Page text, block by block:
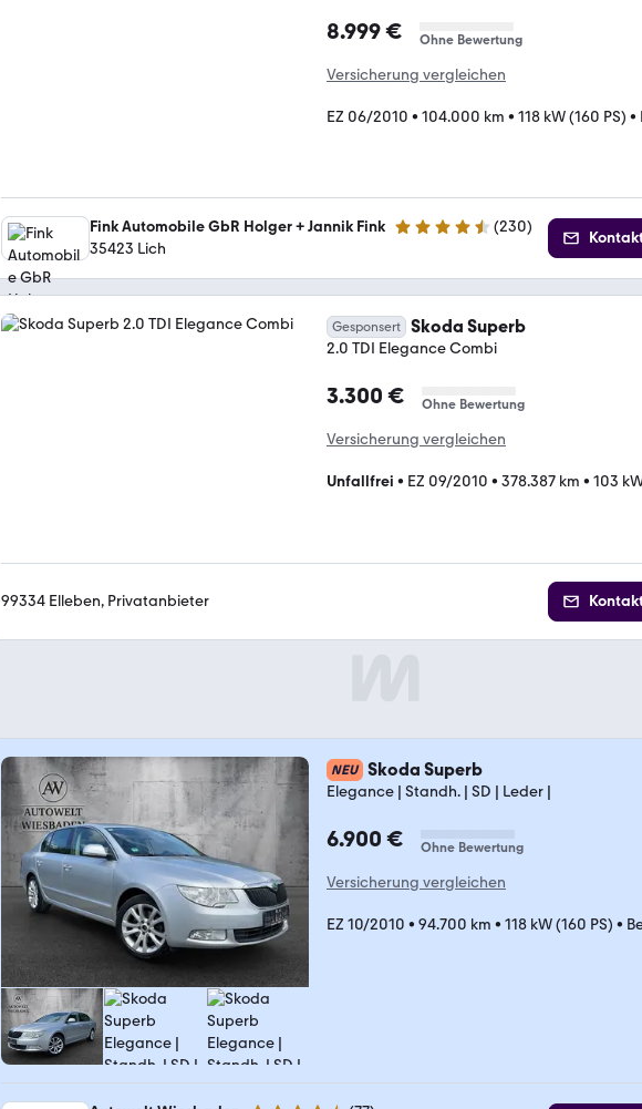
8.999 € Ohne Bewertung
Versicherung vergleichen
EZ 06/2010 • 104.000 km • 118 kW (160 PS) •
Fink Automobile GbR Holger + Jannik Fink 4.7 Sterne (230)
35423 Lich
Gesponsert Skoda Superb
2.0 TDI Elegance Combi
3.300 € Ohne Bewertung
Versicherung vergleichen
Unfallfrei • EZ 09/2010 • 378.387 km • 103
99334 Elleben, Privatanbieter
NEU Skoda Superb
Elegance | Standh. | SD | Leder |
6.900 € Ohne Bewertung
Versicherung vergleichen
EZ 10/2010 • 94.700 km • 118 kW (160 PS) •